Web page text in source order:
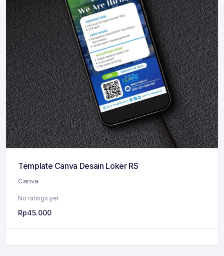
Template Canva Desain Loker RS
Canva
No ratings yet
Rp45.000